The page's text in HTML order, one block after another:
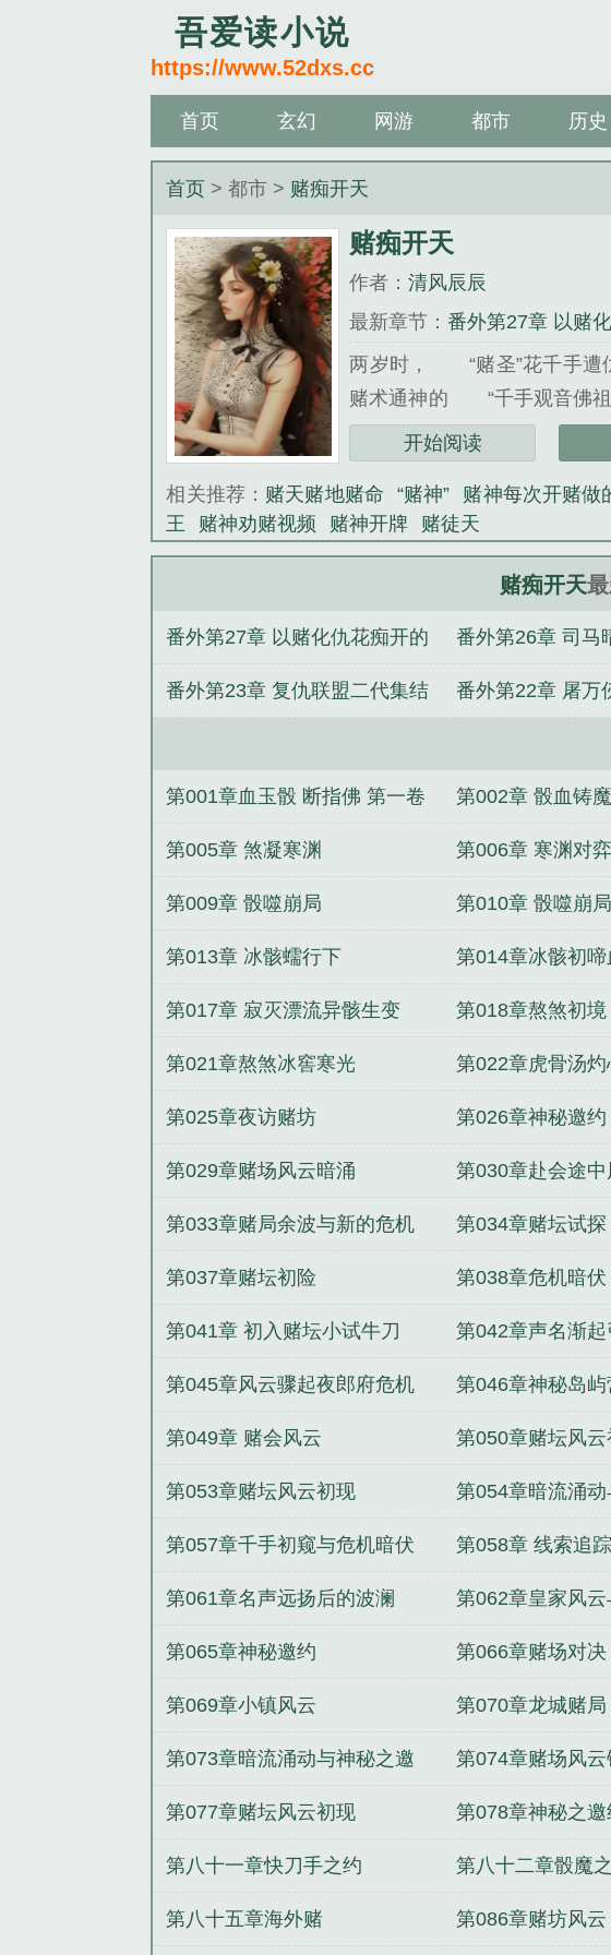
吾爱读小说
https://www.52dxs.cc
首页 玄幻 网游 都市 历史
首页 > 都市 > 赌痴开天
赌痴开天
作者：清风辰辰
最新章节：番外第27章 以赌
两岁时， “赌圣”花千手遭仇
赌术通神的 “千手观音佛祖
得夜郎…...
《赌痴开天》是清风辰辰精心
开始阅读
相关推荐： 赌天赌地赌命 “赌神” 赌神每次开赌做
王
赌神劝赌视频 赌神开牌 赌徒天
赌痴开天
番外第27章 以赌化仇花痴开的
方式
番外第26章 司马
次交锋
番外第23章 复仇联盟二代集结 番外第22章 屠万
第001章血玉骰 断指佛 第一卷
遗孤 龙潜
第002章 骰血铸
第005章 煞凝寒渊 第006章 寒渊对弈
第009章 骰噬崩局 第010章 骰噬崩
第013章 冰骸蠕行下 第014章冰骸初啼
第017章 寂灭漂流异骸生变 第018章熬煞初境
第021章熬煞冰窖寒光 第022章虎骨汤灼
第025章夜访赌坊 第026章神秘邀约
第029章赌场风云暗涌 第030章赴会途中
第033章赌局余波与新的危机 第034章赌坛试探
第037章赌坛初险 第038章危机暗伏
第041章 初入赌坛小试牛刀 第042章声名渐起
第045章风云骤起夜郎府危机 第046章神秘岛
第049章 赌会风云 第050章赌坛风云
第053章赌坛风云初现 第054章暗流涌
第057章千手初窥与危机暗伏 第058章 线索追
第061章名声远扬后的波澜 第062章皇家风
第065章神秘邀约 第066章赌场对决
第069章小镇风云 第070章龙城赌局
第073章暗流涌动与神秘之邀
约
第074章赌场风
第077章赌坛风云初现 第078章神秘之邀
第八十一章快刀手之约 第八十二章骰魔
第八十五章海外赌 第086章赌坊风云